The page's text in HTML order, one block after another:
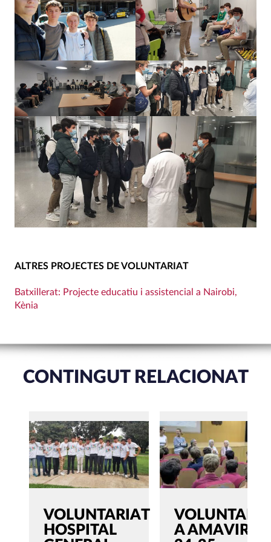
ALTRES PROJECTES DE VOLUNTARIAT
Batxillerat: Projecte educatiu i assistencial a Nairobi,
Kènia
CONTINGUT RELACIONAT
VOLUNTARIAT
HOSPITAL
A AMAVIR